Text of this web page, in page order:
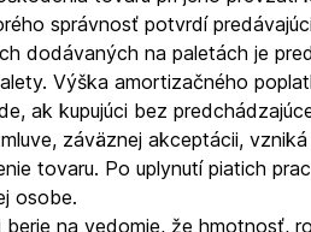
správnosť potvrdí
dodávaných na paletách je
Výška amortizačného
ak kupujúci bez
záväznej akceptácii,
tovaru. Po uplynutí piatich
osobe.
berie na vedomie, že hmotnosť,